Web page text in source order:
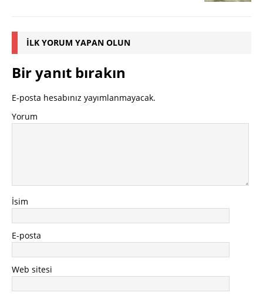
İLK YORUM YAPAN OLUN
Bir yanıt bırakın
E-posta hesabınız yayımlanmayacak.
Yorum
İsim
E-posta
Web sitesi